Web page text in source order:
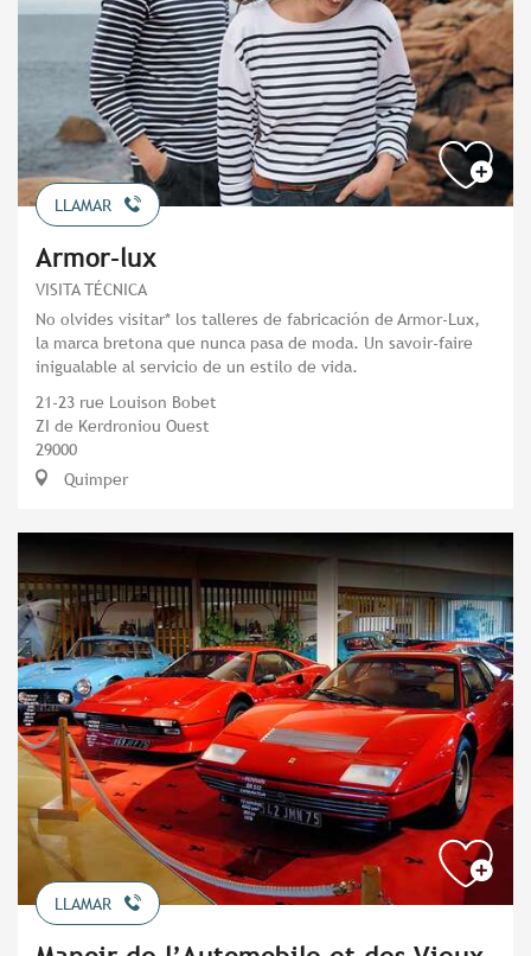
LLAMAR
Armor-lux
VISITA TÉCNICA
No olvides visitar* los talleres de fabricación de Armor-Lux,
la marca bretona que nunca pasa de moda. Un savoir-faire
inigualable al servicio de un estilo de vida.
21-23 rue Louison Bobet
ZI de Kerdroniou Ouest
29000
Quimper
LLAMAR